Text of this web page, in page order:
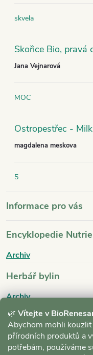
🌿 Vítejte v
Abychom mohli
přírodních produktů a
potřebám, používáme
skvela
Jana Vejnarová
MOC
magdalena meskova
5
Informace pro vás
Encyklopedie
Archiv
Herbář bylin
Archiv
Blog
Archiv